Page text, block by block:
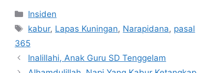
Kategori
Insiden
Tag
kabur, Lapas Kuningan, Narapidana, pasal
365
Inalillahi, Anak Guru SD Tenggelam